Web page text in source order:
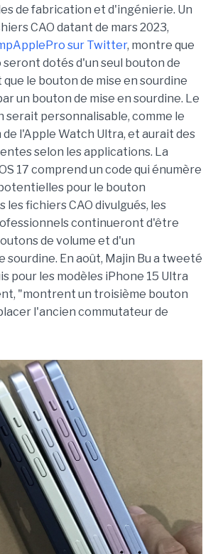
de fabrication et d'ingénierie. Un
CAO datant de mars 2023,
sur Twitter, montre que
seront dotés d'un seul bouton de
le bouton de mise en sourdine
un bouton de mise en sourdine. Le
serait personnalisable, comme le
l'Apple Watch Ultra, et aurait des
selon les applications. La
17 comprend un code qui énumère
pour le bouton
les fichiers CAO divulgués, les
continueront d'être
de volume et d'un
sourdine. En août, Majin Bu a tweeté
pour les modèles iPhone 15 Ultra
"montrent un troisième bouton
l'ancien commutateur de